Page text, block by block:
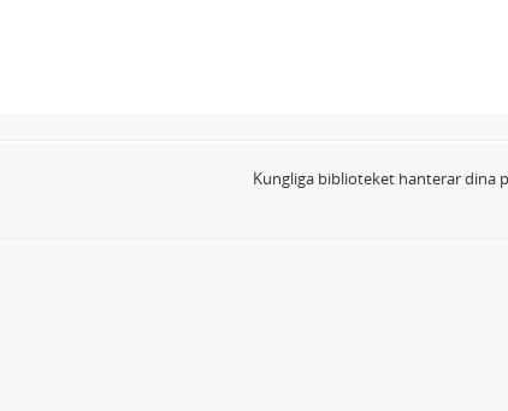
Kungliga biblioteket hanterar dina